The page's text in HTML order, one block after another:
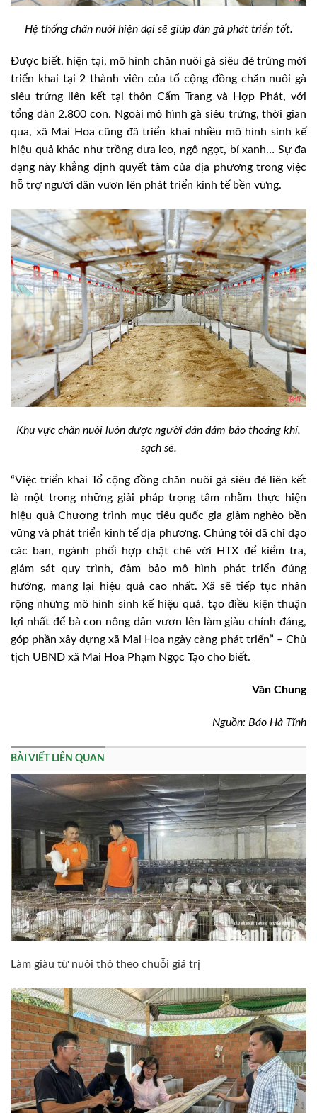
Hệ thống chăn nuôi hiện đại sẽ giúp đàn gà phát triển tốt.
Được biết, hiện tại, mô hình chăn nuôi gà siêu đẻ trứng mới
triển khai tại 2 thành viên của tổ cộng đồng chăn nuôi gà
siêu trứng liên kết tại thôn Cẩm Trang và Hợp Phát, với
tổng đàn 2.800 con. Ngoài mô hình gà siêu trứng, thời gian
qua, xã Mai Hoa cũng đã triển khai nhiều mô hình sinh kế
hiệu quả khác như trồng dưa leo, ngô ngọt, bí xanh… Sự đa
dạng này khẳng định quyết tâm của địa phương trong việc
hỗ trợ người dân vươn lên phát triển kinh tế bền vững.
Khu vực chăn nuôi luôn được người dân đảm bảo thoáng khí,
sạch sẽ.
“Việc triển khai Tổ cộng đồng chăn nuôi gà siêu đẻ liên kết
là một trong những giải pháp trọng tâm nhằm thực hiện
hiệu quả Chương trình mục tiêu quốc gia giảm nghèo bền
vững và phát triển kinh tế địa phương. Chúng tôi đã chỉ đạo
các ban, ngành phối hợp chặt chẽ với HTX để kiểm tra,
giám sát quy trình, đảm bảo mô hình phát triển đúng
hướng, mang lại hiệu quả cao nhất. Xã sẽ tiếp tục nhân
rộng những mô hình sinh kế hiệu quả, tạo điều kiện thuận
lợi nhất để bà con nông dân vươn lên làm giàu chính đáng,
góp phần xây dựng xã Mai Hoa ngày càng phát triển” – Chủ
tịch UBND xã Mai Hoa Phạm Ngọc Tạo cho biết.
Văn Chung
Nguồn: Báo Hà Tĩnh
BÀI VIẾT LIÊN QUAN
Làm giàu từ nuôi thỏ theo chuỗi giá trị